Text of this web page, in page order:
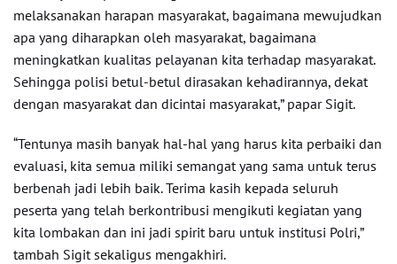
melaksanakan harapan masyarakat, bagaimana mewujudkan
apa yang diharapkan oleh masyarakat, bagaimana
meningkatkan kualitas pelayanan kita terhadap masyarakat.
Sehingga polisi betul-betul dirasakan kehadirannya, dekat
dengan masyarakat dan dicintai masyarakat,” papar Sigit.
“Tentunya masih banyak hal-hal yang harus kita perbaiki dan
evaluasi, kita semua miliki semangat yang sama untuk terus
berbenah jadi lebih baik. Terima kasih kepada seluruh
peserta yang telah berkontribusi mengikuti kegiatan yang
kita lombakan dan ini jadi spirit baru untuk institusi Polri,”
tambah Sigit sekaligus mengakhiri.